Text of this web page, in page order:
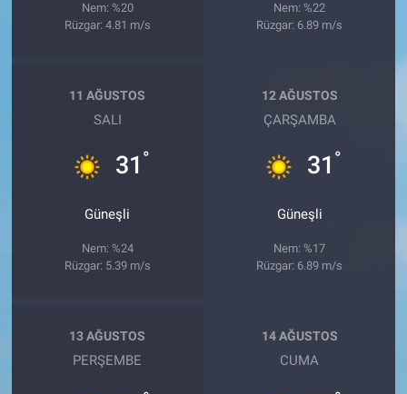
Nem: %20
Rüzgar: 4.81 m/s
Nem: %22
Rüzgar: 6.89 m/s
11 AĞUSTOS
SALI
31 °
Güneşli
Nem: %24
Rüzgar: 5.39 m/s
12 AĞUSTOS
ÇARŞAMBA
31 °
Güneşli
Nem: %17
Rüzgar: 6.89 m/s
13 AĞUSTOS
PERŞEMBE
14 AĞUSTOS
CUMA